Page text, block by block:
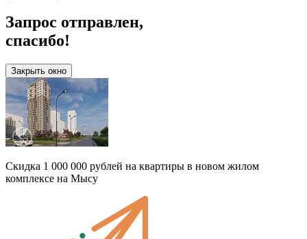
Запрос отправлен,
спасибо!
Закрыть окно
Скидка 1 000 000 рублей на квартиры в новом жилом
комплексе на Мысу